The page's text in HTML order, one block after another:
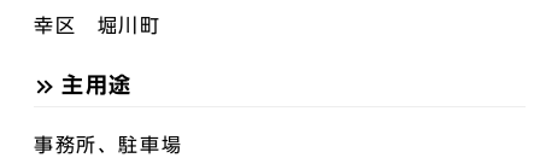
幸区 堀川町
主用途
事務所、駐車場